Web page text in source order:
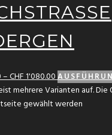
–CHF1'080.00
mehrere Varianten auf.
gewählt werden